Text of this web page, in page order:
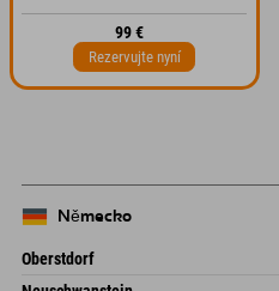
99 €
Rezervujte nyní
Německo
Oberstdorf
An der Breitach 3